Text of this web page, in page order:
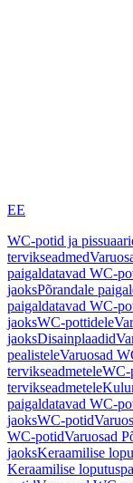
EE
WC-potid ja
tervikseadmed
paigaldatavad WC-
jaoksPõrandale
paigaldatavad WC-
jaoksWC-pottidele
jaoksDisainplaadid
pealisteleVaruosad
tervikseadmeteleWC-
tervikseadmetele
paigaldatavad WC-
jaoksWC-potid
WC-potidVaruosad
jaoksKeraamilise
Keraamilise